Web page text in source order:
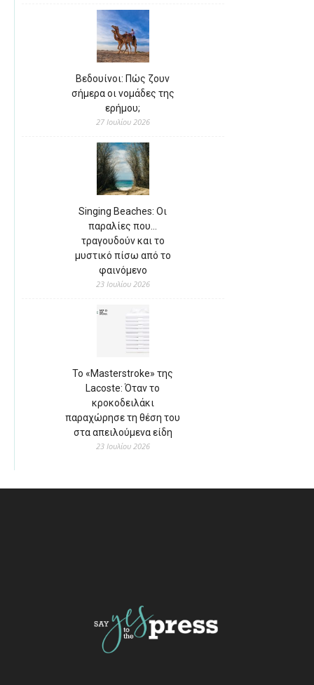
Βεδουίνοι: Πώς ζουν
σήμερα οι νομάδες της
ερήμου;
27 Ιουλίου 2026
Singing Beaches: Οι
παραλίες που…
τραγουδούν και το
μυστικό πίσω από το
φαινόμενο
23 Ιουλίου 2026
Το «Masterstroke» της
Lacoste: Όταν το
κροκοδειλάκι
παραχώρησε τη θέση του
στα απειλούμενα είδη
23 Ιουλίου 2026